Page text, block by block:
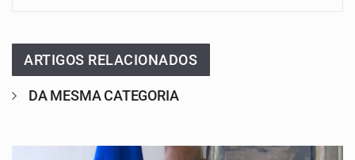
ARTIGOS RELACIONADOS
DA MESMA CATEGORIA